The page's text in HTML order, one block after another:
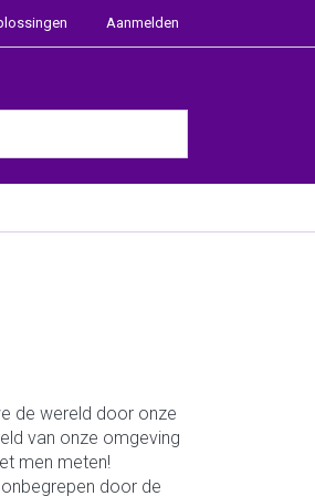
Aanmelden
de wereld door onze
van onze omgeving
men meten!
door de